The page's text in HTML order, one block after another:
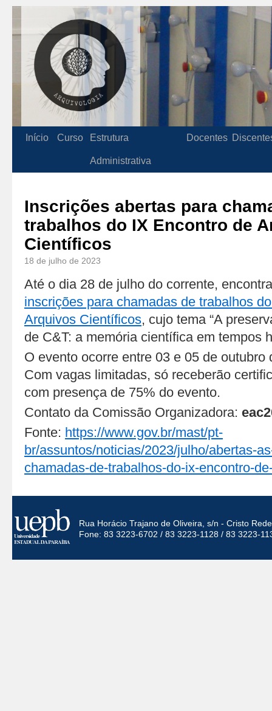
Início Curso Estrutura
Administrativa
Docentes
Inscrições abertas para
trabalhos do IX Encontro de
Científicos
18 de julho de 2023
Até o dia 28 de julho do corrente,
inscrições para chamadas de trabalhos
Arquivos Científicos, cujo tema “A
de C&T: a memória científica em tempos
O evento ocorre entre 03 e 05 de outubro
Com vagas limitadas, só receberão
com presença de 75% do evento.
Contato da Comissão Organizadora:
Fonte: https://www.gov.br/mast/pt-
br/assuntos/noticias/2023/julho/abertas-
chamadas-de-trabalhos-do-ix-encontro-
Rua Horácio Trajano de Oliveira, s/n - Cristo
Fone: 83 3223-6702 / 83 3223-1128 / 83 3223-